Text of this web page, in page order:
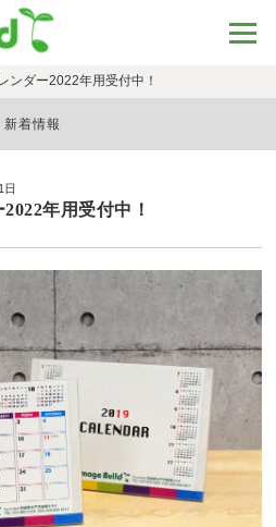
ンダー2022年用受付中！
新着情報
日
年用受付中！